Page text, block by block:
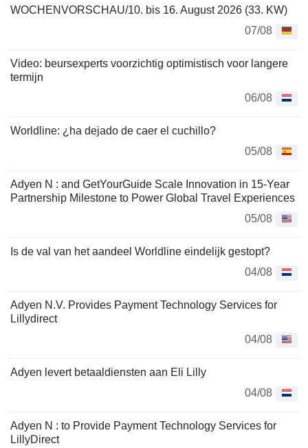
WOCHENVORSCHAU/10. bis 16. August 2026 (33. KW)
07/08
Video: beursexperts voorzichtig optimistisch voor langere
termijn
06/08
Worldline: ¿ha dejado de caer el cuchillo?
05/08
Adyen N : and GetYourGuide Scale Innovation in 15-Year
Partnership Milestone to Power Global Travel Experiences
05/08
Is de val van het aandeel Worldline eindelijk gestopt?
04/08
Adyen N.V. Provides Payment Technology Services for
Lillydirect
04/08
Adyen levert betaaldiensten aan Eli Lilly
04/08
Adyen N : to Provide Payment Technology Services for
LillyDirect